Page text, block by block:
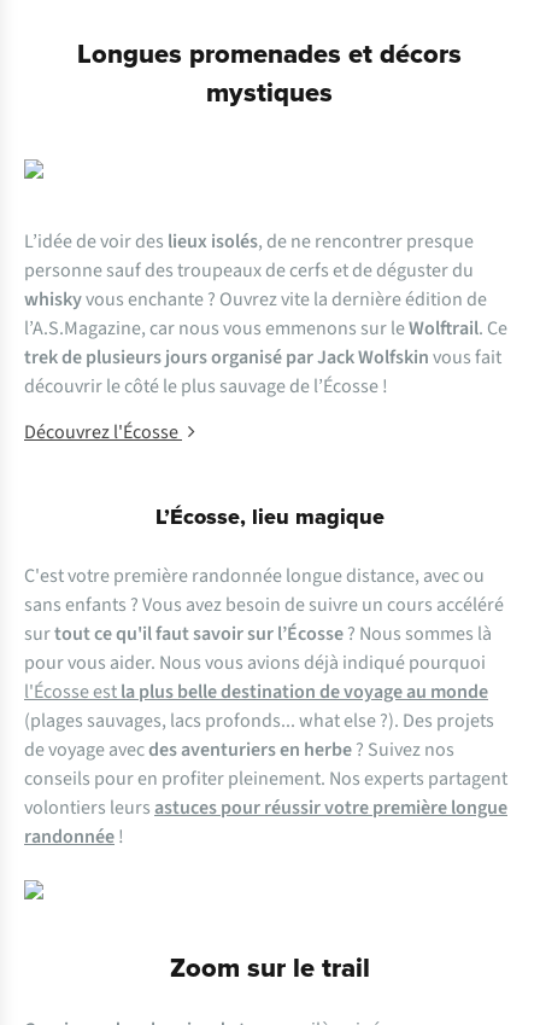
Longues promenades et décors
mystiques
L’idée de voir des lieux isolés, de ne rencontrer presque
personne sauf des troupeaux de cerfs et de déguster du
whiskyvous enchante ? Ouvrez vite la dernière édition de
l’A.S.Magazine, car nous vous emmenons sur leWolftrail. Ce
trek de plusieurs jours organisé par Jack Wolfskinvous fait
découvrir le côté le plus sauvage de l’Écosse !
Découvrez l'Écosse
L’Écosse, lieu magique
C'estvotrepremièrerandonnéelonguedistance, avecou
sansenfants ?Vous avezbesoin desuivreuncours accéléré
surtout ce qu'il faut savoir sur l’Écosse? Nous sommes là
pourvous aider. Nousvous avions déjà indiquépourquoi
l'Écosse estla plus belle destination de voyage au monde
(plages sauvages, lacs profonds...whatelse?). Des projets
de voyage avecdes aventuriers en herbe? Suiveznos
conseils pouren profiterpleinement. Nosexperts partagent
volontiers leursastuces pour réussir votre première longue
randonnée!
Zoom sur le trail